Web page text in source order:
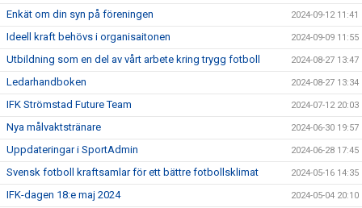
Enkät om din syn på föreningen 2024-09-12 11:41
Ideell kraft behövs i organisaitonen 2024-09-09 11:55
Utbildning som en del av vårt arbete kring trygg fotboll 2024-08-27 13:47
Ledarhandboken 2024-08-27 13:34
IFK Strömstad Future Team 2024-07-12 20:03
Nya målvaktstränare 2024-06-30 19:57
Uppdateringar i SportAdmin 2024-06-28 17:45
Svensk fotboll kraftsamlar för ett bättre fotbollsklimat 2024-05-16 14:35
IFK-dagen 18:e maj 2024 2024-05-04 20:10